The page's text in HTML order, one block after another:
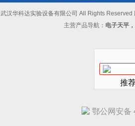
武汉华科达实验设备有限公司 All Rights Reserved
主营产品导航： 电子天平
推
鄂公网安备